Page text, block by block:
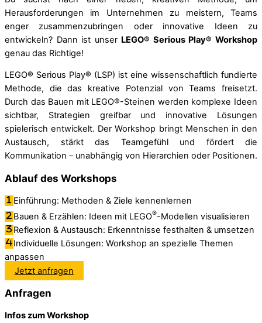
Herausforderungen im Unternehmen zu meistern, Teams
enger zusammenzubringen oder innovative Ideen zu
entwickeln? Dann ist unser LEGO® Serious Play® Workshop
genau das Richtige!
LEGO® Serious Play® (LSP) ist eine wissenschaftlich fundierte
Methode, die das kreative Potenzial von Teams freisetzt.
Durch das Bauen mit LEGO®-Steinen werden komplexe Ideen
sichtbar, Strategien greifbar und innovative Lösungen
spielerisch entwickelt. Der Workshop bringt Menschen in den
Austausch, stärkt das Teamgefühl und fördert die
Kommunikation – unabhängig von Hierarchien oder Positionen.
Ablauf des Workshops
Einführung: Methoden & Ziele kennenlernen
Bauen & Erzählen: Ideen mit LEGO®-Modellen visualisieren
Reflexion & Austausch: Erkenntnisse festhalten & umsetzen
Individuelle Lösungen: Workshop an spezielle Themen
anpassen
Jetzt anfragen
Anfragen
Infos zum Workshop